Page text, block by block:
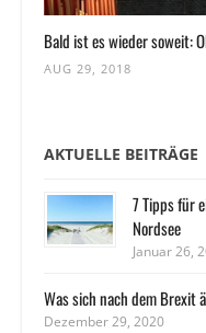
Bald ist es wieder soweit:
AUG 29, 2018
AKTUELLE BEITRÄGE
7 Tipps für
Nordsee
Januar 26,
Was sich nach dem Brexit
Dezember 29, 2020